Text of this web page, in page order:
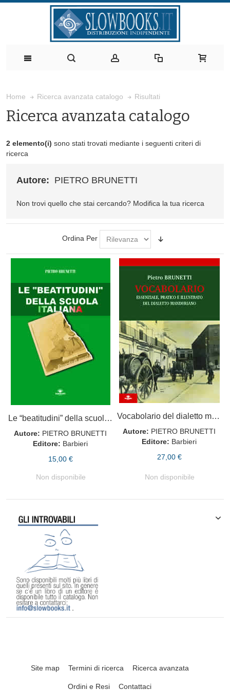
Home Ricerca avanzata catalogo Risultati
Ricerca avanzata catalogo
2 elemento(i) sono stati trovati mediante i seguenti criteri di
ricerca
Autore: PIETRO BRUNETTI
Non trovi quello che stai cercando? Modifica la tua ricerca
Ordina Per
Le “beatitudini” della scuola italiana”
Autore: PIETRO BRUNETTI
Editore: Barbieri
15,00 €
Non disponibile
Vocabolario del dialetto manduriano
Autore: PIETRO BRUNETTI
Editore: Barbieri
27,00 €
Non disponibile
Site map Termini di ricerca Ricerca avanzata
Ordini e Resi Contattaci